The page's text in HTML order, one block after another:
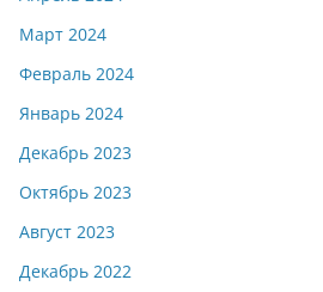
Март 2024
Февраль 2024
Январь 2024
Декабрь 2023
Октябрь 2023
Август 2023
Декабрь 2022